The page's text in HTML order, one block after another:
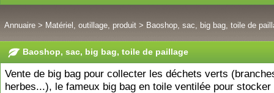
Annuaire > Matériel, outillage, produit > Baoshop, sac, big bag, toile de
Baoshop, sac, big bag, toile de paillage
Vente de big bag pour collecter les déchets verts
herbes...), le fameux big bag en toile ventilée pour stocker